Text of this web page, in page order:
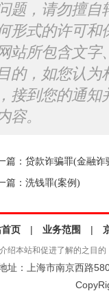
题，请勿擅自
形式的许可和
站所包含文字
的，如您认为
接到您的通知
容。
篇： 贷款诈骗罪(金融诈
篇： 洗钱罪(案例)
首页 | 业务范围 |
绍本站和促进了解的之目
址：上海市南京西路